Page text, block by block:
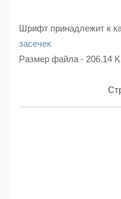
Шрифт принадлежит к
засечек
Размер файла - 206.14